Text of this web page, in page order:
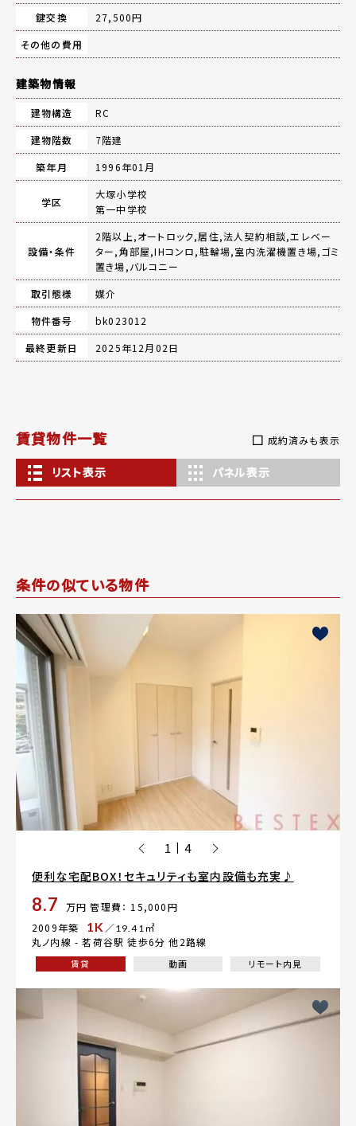
鍵交換
27,500円
その他の費用
建築物情報
建物構造
RC
建物階数
7階建
築年月
1996年01月
学区
大塚小学校
第一中学校
設備・条件
2階以上,オートロック,居住,法人契約相談,エレベー
ター,角部屋,IHコンロ,駐輪場,室内洗濯機置き場,ゴミ
置き場,バルコニー
取引態様
媒介
物件番号
bk023012
最終更新日
2025年12月02日
賃貸物件一覧 成約済みも表示
リスト表示 パネル表示
条件の似ている物件
1 | 4
便利な宅配BOX！セキュリティも室内設備も充実♪
8.7 万円 管理費： 15,000円
2009年築
1K ／19.41㎡
丸ノ内線 -茗荷谷駅 徒歩6分 他2路線
賃貸 動画 リモート内見